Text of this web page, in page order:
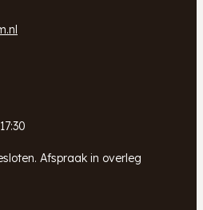
Afspraak in overleg